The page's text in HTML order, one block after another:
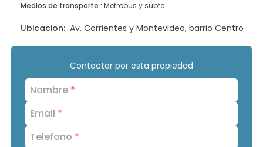
Medios de transporte : Metrobus y subte.
Ubicacion: Av. Corrientes y Montevideo, barrio Centro
Contactar por esta propiedad
Nombre *
Email *
Telefono *